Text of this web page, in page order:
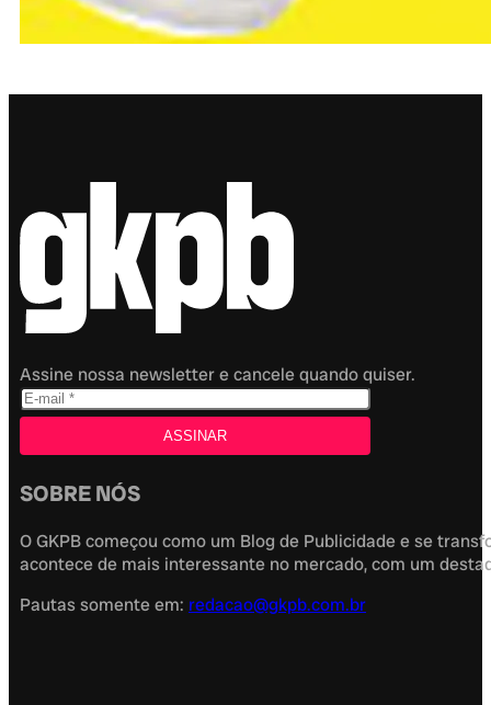
Assine nossa newsletter e cancele quando quiser.
SOBRE NÓS
O GKPB começou como um Blog de Publicidade e se
acontece de mais interessante no mercado, com um
Pautas somente em: redacao@gkpb.com.br